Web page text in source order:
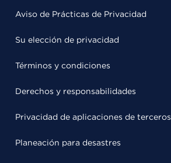
Aviso de Prácticas de Privacidad
Su elección de privacidad
Términos y condiciones
Derechos y responsabilidades
Privacidad de aplicaciones de terceros
Planeación para desastres